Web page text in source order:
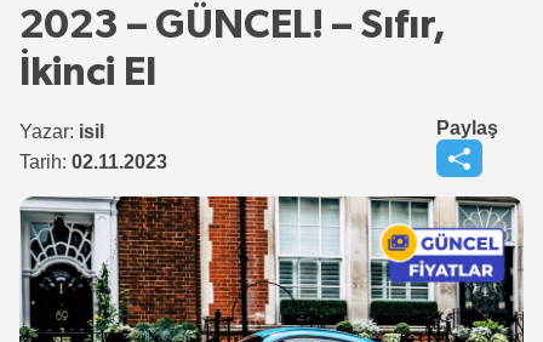
2023 – GÜNCEL! – Sıfır,
İkinci El
Yazar: isil
Tarih: 02.11.2023
Paylaş